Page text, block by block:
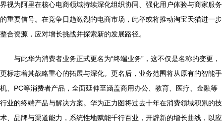
界视为阿里在核心电商领域持续深化组织协同、强化用户体验与商家服务
的重要信号。在竞争日趋激烈的电商市场，此举或将推动淘宝天猫进一步
整合资源，应对增长挑战并探索新的发展路径。
与此华为消费者业务正式更名为“终端业务”，这不仅是名称的变更，
更标志着其战略重心的拓展与深化。更名后，业务范围将从原有的智能手
机、PC等消费者产品，全面延伸至涵盖商用办公、教育、医疗、金融等
行业的终端产品与解决方案。华为正力图将过去十年在消费领域积累的技
术、品牌与渠道能力，系统性地赋能千行百业，开辟新的增长曲线，以应